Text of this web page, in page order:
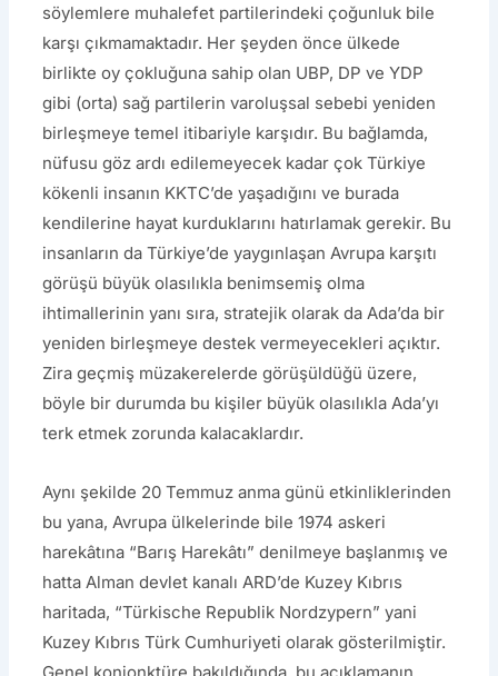
söylemlere muhalefet partilerindeki çoğunluk bile
karşı çıkmamaktadır. Her şeyden önce ülkede
birlikte oy çokluğuna sahip olan UBP, DP ve YDP
gibi (orta) sağ partilerin varoluşsal sebebi yeniden
birleşmeye temel itibariyle karşıdır. Bu bağlamda,
nüfusu göz ardı edilemeyecek kadar çok Türkiye
kökenli insanın KKTC’de yaşadığını ve burada
kendilerine hayat kurduklarını hatırlamak gerekir. Bu
insanların da Türkiye’de yaygınlaşan Avrupa karşıtı
görüşü büyük olasılıkla benimsemiş olma
ihtimallerinin yanı sıra, stratejik olarak da Ada’da bir
yeniden birleşmeye destek vermeyecekleri açıktır.
Zira geçmiş müzakerelerde görüşüldüğü üzere,
böyle bir durumda bu kişiler büyük olasılıkla Ada’yı
terk etmek zorunda kalacaklardır.
Aynı şekilde 20 Temmuz anma günü etkinliklerinden
bu yana, Avrupa ülkelerinde bile 1974 askeri
harekâtına “Barış Harekâtı” denilmeye başlanmış ve
hatta Alman devlet kanalı ARD’de Kuzey Kıbrıs
haritada, “Türkische Republik Nordzypern” yani
Kuzey Kıbrıs Türk Cumhuriyeti olarak gösterilmiştir.